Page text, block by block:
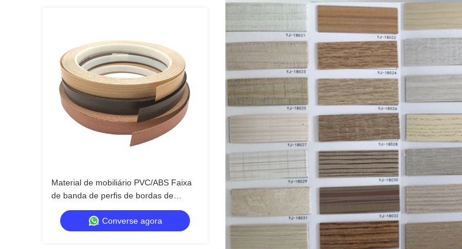
Material de mobiliário PVC/ABS Faixa
de banda de perfis de bordas de
móveis de madeira
Converse agora